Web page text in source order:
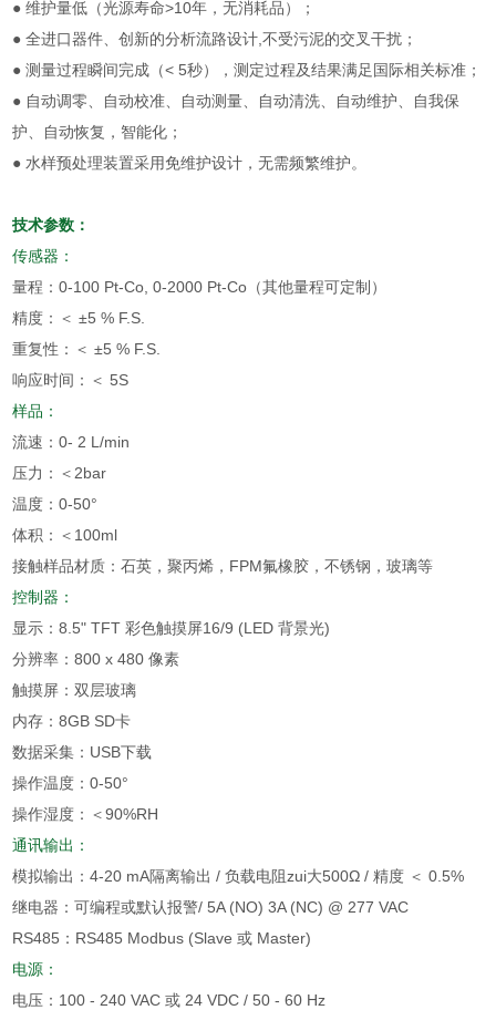
● 维护量低（光源寿命>10年，无消耗品）；
● 全进口器件、创新的分析流路设计,不受污泥的交叉干扰；
● 测量过程瞬间完成（< 5秒），测定过程及结果满足国际相关标准；
● 自动调零、自动校准、自动测量、自动清洗、自动维护、自我保
护、自动恢复，智能化；
● 水样预处理装置采用免维护设计，无需频繁维护。
技术参数：
传感器：
量程：0-100 Pt-Co, 0-2000 Pt-Co（其他量程可定制）
精度：＜ ±5 % F.S.
重复性：＜ ±5 % F.S.
响应时间：＜ 5S
样品：
流速：0- 2 L/min
压力：＜2bar
温度：0-50°
体积：＜100ml
接触样品材质：石英，聚丙烯，FPM氟橡胶，不锈钢，玻璃等
控制器：
显示：8.5" TFT 彩色触摸屏16/9 (LED 背景光)
分辨率：800 x 480 像素
触摸屏：双层玻璃
内存：8GB SD卡
数据采集：USB下载
操作温度：0-50°
操作湿度：＜90%RH
通讯输出：
模拟输出：4-20 mA隔离输出 / 负载电阻zui大500Ω / 精度 ＜ 0.5%
继电器：可编程或默认报警/ 5A (NO) 3A (NC) @ 277 VAC
RS485：RS485 Modbus (Slave 或 Master)
电源：
电压：100 - 240 VAC 或 24 VDC / 50 - 60 Hz